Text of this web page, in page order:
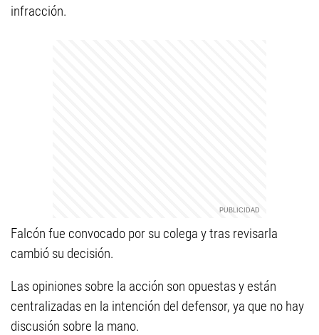
infracción.
Falcón fue convocado por su colega y tras revisarla
cambió su decisión.
Las opiniones sobre la acción son opuestas y están
centralizadas en la intención del defensor, ya que no hay
discusión sobre la mano.